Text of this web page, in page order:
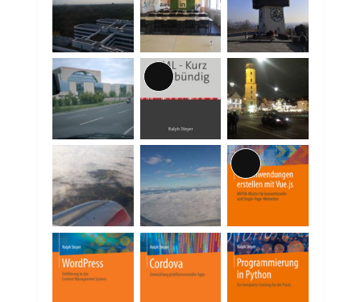
Lange
Beschreibung
Lange
Beschreibung